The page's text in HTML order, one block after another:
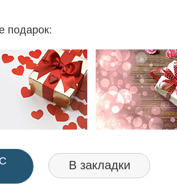
подарок:
В закладки